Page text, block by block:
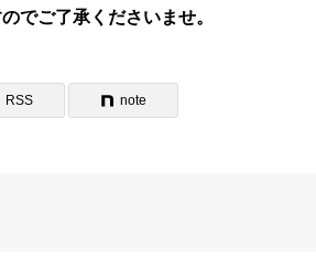
でご了承くださいませ。
RSS note